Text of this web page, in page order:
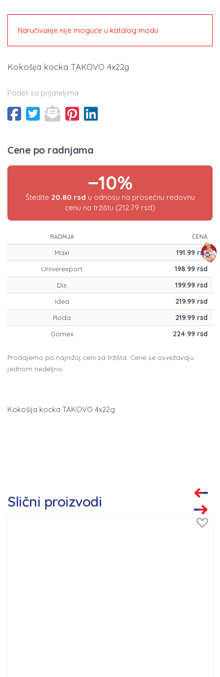
Naručivanje nije moguće u katalog modu
Kokošija kocka TAKOVO 4x22g
Podeli sa prijateljima
Cene po radnjama
−10%
Štedite 20.80 rsd u odnosu na prosečnu redovnu
cenu na tržištu (212.79 rsd)
RADNJA CENA
Maxi
191.99 rsd
Univerexport
198.99 rsd
Dis
199.99 rsd
Idea
219.99 rsd
Roda
219.99 rsd
Gomex
224.99 rsd
Prodajemo po najnižoj ceni sa tržišta. Cene se osvežavaju
jednom nedeljno.
Kokošija kocka TAKOVO 4x22g
Slični proizvodi